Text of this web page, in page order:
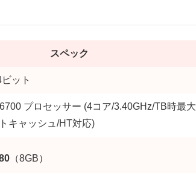
スペック
ット
プロセッサー (4コア/3.40GHz/TB時最大
キャッシュ/HT対応)
（8GB）